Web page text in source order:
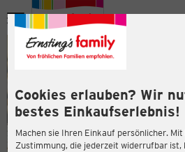
Cookies erlauben? Wir
bestes Einkaufserlebnis!
Machen sie Ihren Einkauf persönlicher.
Zustimmung, die jederzeit widerrufbar ist,
Menü